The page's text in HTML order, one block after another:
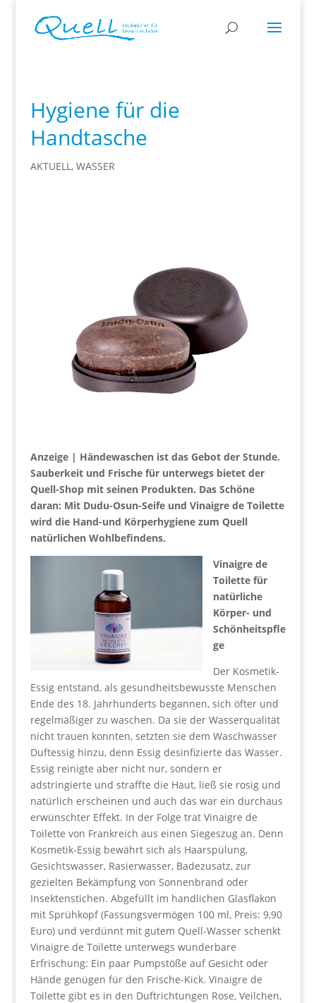
Hygiene für die
Handtasche
AKTUELL, WASSER
Anzeige | Händewaschen ist das Gebot der Stunde.
Sauberkeit und Frische für unterwegs bietet der
Quell-Shop mit seinen Produkten. Das Schöne
daran: Mit Dudu-Osun-Seife und Vinaigre de Toilette
wird die Hand-und Körperhygiene zum Quell
natürlichen Wohlbefindens.
Vinaigre de
Toilette für
natürliche
Körper- und
Schönheitspfle
ge
Der Kosmetik-
Essig entstand, als gesundheitsbewusste Menschen
Ende des 18. Jahrhunderts begannen, sich öfter und
regelmäßiger zu waschen. Da sie der Wasserqualität
nicht trauen konnten, setzten sie dem Waschwasser
Duftessig hinzu, denn Essig desinfizierte das Wasser.
Essig reinigte aber nicht nur, sondern er
adstringierte und straffte die Haut, ließ sie rosig und
natürlich erscheinen und auch das war ein durchaus
erwünschter Effekt. In der Folge trat Vinaigre de
Toilette von Frankreich aus einen Siegeszug an. Denn
Kosmetik-Essig bewährt sich als Haarspülung,
Gesichtswasser, Rasierwasser, Badezusatz, zur
gezielten Bekämpfung von Sonnenbrand oder
Insektenstichen. Abgefüllt im handlichen Glasflakon
mit Sprühkopf (Fassungsvermögen 100 ml, Preis: 9,90
Euro) und verdünnt mit gutem Quell-Wasser schenkt
Vinaigre de Toilette unterwegs wunderbare
Erfrischung: Ein paar Pumpstöße auf Gesicht oder
Hände genügen für den Frische-Kick. Vinaigre de
Toilette gibt es in den Duftrichtungen Rose, Veilchen,